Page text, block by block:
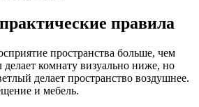
правила
пространства больше, чем
комнату визуально ниже, но
делает пространство воздушнее.
и мебель.